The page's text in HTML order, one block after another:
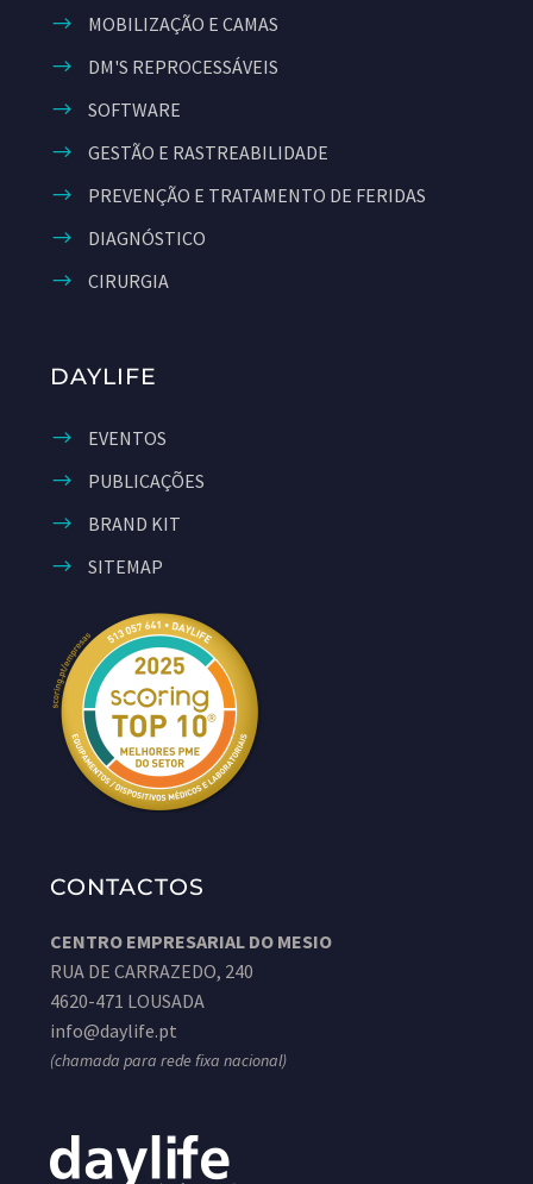
MOBILIZAÇÃO E CAMAS
DM'S REPROCESSÁVEIS
SOFTWARE
GESTÃO E RASTREABILIDADE
PREVENÇÃO E TRATAMENTO DE FERIDAS
DIAGNÓSTICO
CIRURGIA
DAYLIFE
EVENTOS
PUBLICAÇÕES
BRAND KIT
SITEMAP
CONTACTOS
CENTRO EMPRESARIAL DO MESIO
RUA DE CARRAZEDO, 240
4620-471 LOUSADA
info@daylife.pt
(chamada para rede fixa nacional)